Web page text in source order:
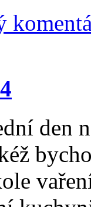
den